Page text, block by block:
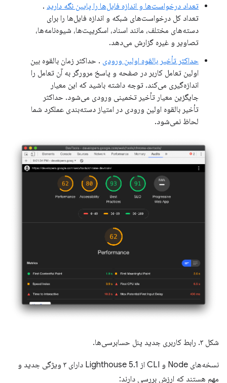
تعداد درخواست‌ها و اندازه فایل‌ها را پایین نگه دارید .
تعداد کل درخواست‌های شبکه و اندازه فایل‌ها را برای
دسته‌های مختلف، مانند اسناد، اسکریپت‌ها، شیوه‌نامه‌ها،
تصاویر و غیره گزارش می‌دهد.
حداکثر تأخیر بالقوه اولین ورودی . حداکثر زمان بالقوه بین
اولین تعامل کاربر در صفحه و پاسخ مرورگر به آن تعامل را
اندازه‌گیری می‌کند. توجه داشته باشید که این معیار
جایگزین معیار تأخیر تخمینی ورودی می‌شود. حداکثر
تأخیر بالقوه اولین ورودی در امتیاز دسته‌بندی عملکرد شما
لحاظ نمی‌شود.
شکل ۳. رابط کاربری جدید پنل حسابرسی‌ها.
نسخه‌های Node و CLI از Lighthouse 5.1 دارای ۳ ویژگی جدید و
مهم هستند که ارزش بررسی دارند: